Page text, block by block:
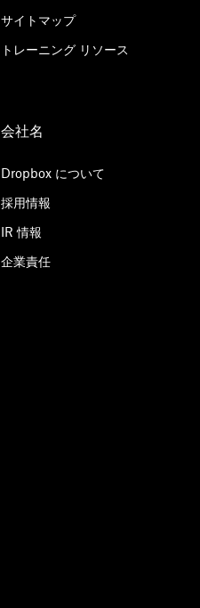
サイトマップ
トレーニング リソース
会社名
Dropbox について
採用情報
IR 情報
企業責任